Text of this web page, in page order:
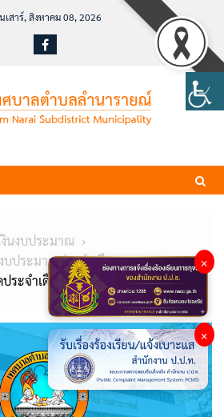
เสาร์, สิงหาคม 08, 2026
งินงบประมาณ
บประมาณประจำเดือน
ประจำเดือน กรกฎาคม 2566
×
×